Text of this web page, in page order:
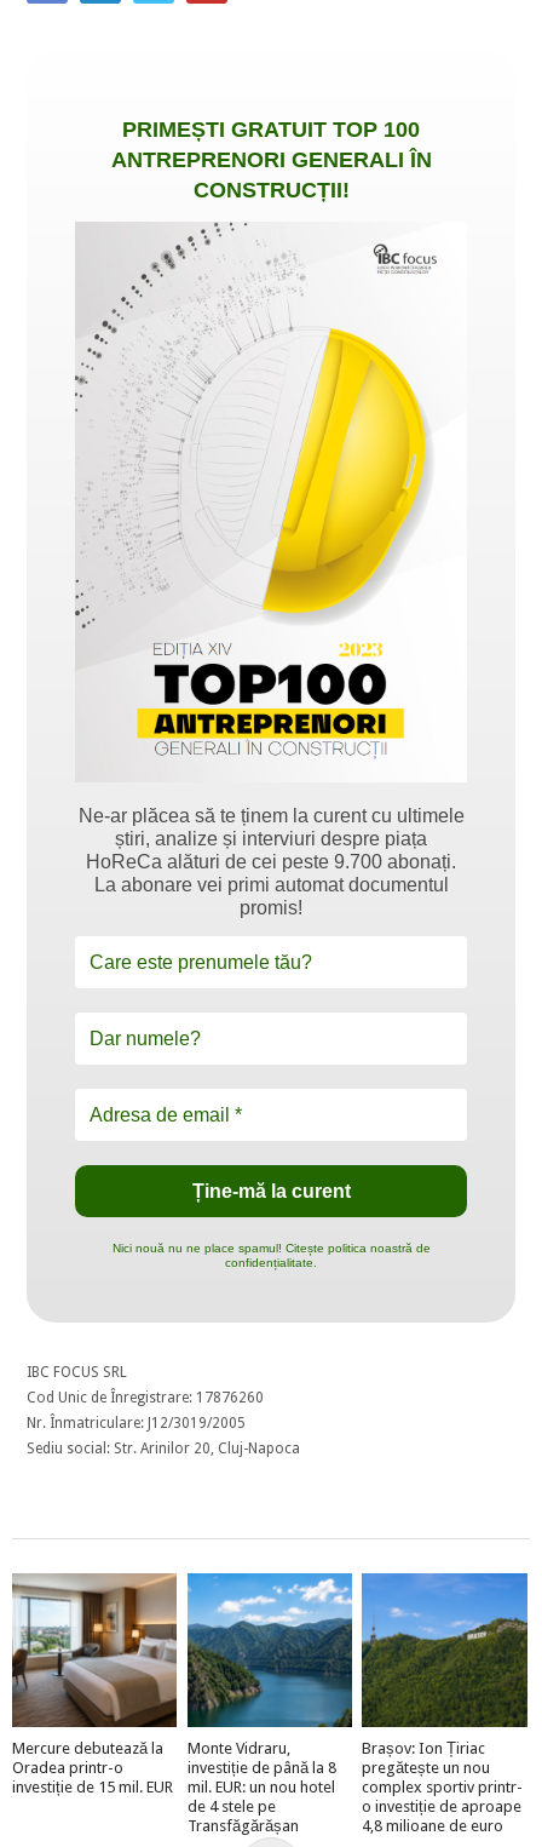
PRIMEȘTI GRATUIT TOP 100
ANTREPRENORI GENERALI ÎN
CONSTRUCȚII!
Ne-ar plăcea să te ținem la curent cu ultimele
știri, analize și interviuri despre piața
HoReCa alături de cei peste 9.700 abonați.
La abonare vei primi automat documentul
promis!
Nici nouă nu ne place spamul! Citește politica noastră de
confidențialitate.
IBC FOCUS SRL
Cod Unic de Înregistrare: 17876260
Nr. Înmatriculare: J12/3019/2005
Sediu social: Str. Arinilor 20, Cluj-Napoca
Mercure debutează la
Oradea printr-o
investiție de 15 mil. EUR
Monte Vidraru,
investiție de până la 8
mil. EUR: un nou hotel
de 4 stele pe
Transfăgărășan
Brașov: Ion Țiriac
pregătește un nou
complex sportiv printr-
o investiție de aproape
4,8 milioane de euro